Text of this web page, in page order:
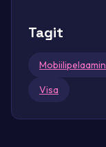
Tagit
Visa